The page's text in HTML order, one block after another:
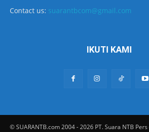
Contact us: suarantbcom@gmail.com
IKUTI KAMI
© SUARANTB.com 2004 - 2026 PT. Suara NTB